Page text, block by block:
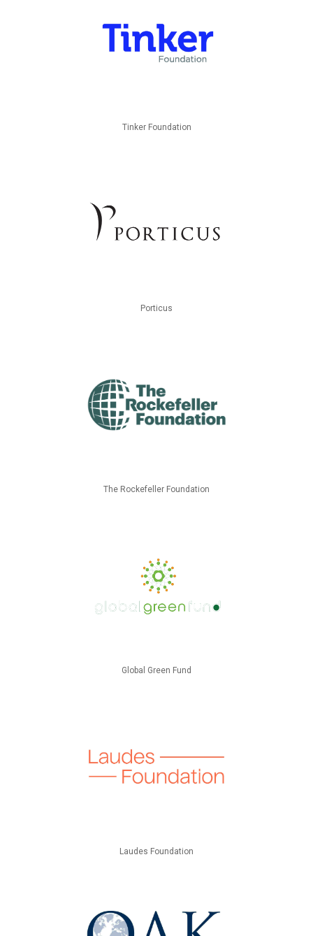
Tinker Foundation
Porticus
The Rockefeller Foundation
Global Green Fund
Laudes Foundation